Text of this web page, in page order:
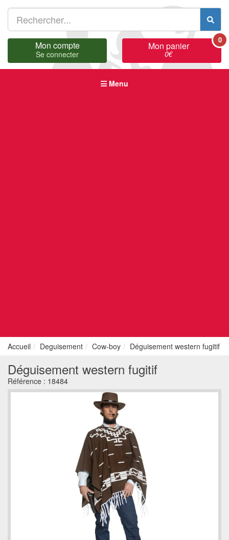
Mon compte
Se connecter
Mon panier
0€
0
Menu
Accueil Deguisement Cow-boy Déguisement western fugitif
Déguisement western fugitif
Référence : 18484